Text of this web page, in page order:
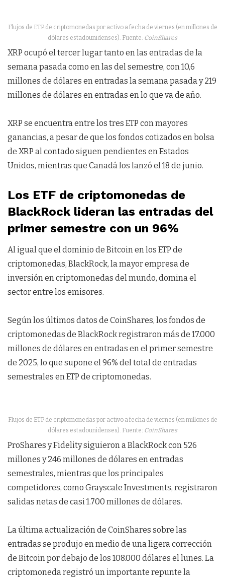
Flujos de ETP de criptomonedas por activo a fecha de viernes (en millones de
dólares estadounidenses). Fuente: CoinShares
XRP ocupó el tercer lugar tanto en las entradas de la
semana pasada como en las del semestre, con 10,6
millones de dólares en entradas la semana pasada y 219
millones de dólares en entradas en lo que va de año.
XRP se encuentra entre los tres ETP con mayores
ganancias, a pesar de que los fondos cotizados en bolsa
de XRP al contado siguen pendientes en Estados
Unidos, mientras que Canadá los lanzó el 18 de junio.
Los ETF de criptomonedas de
BlackRock lideran las entradas del
primer semestre con un 96%
Al igual que el dominio de Bitcoin en los ETP de
criptomonedas, BlackRock, la mayor empresa de
inversión en criptomonedas del mundo, domina el
sector entre los emisores.
Según los últimos datos de CoinShares, los fondos de
criptomonedas de BlackRock registraron más de 17.000
millones de dólares en entradas en el primer semestre
de 2025, lo que supone el 96% del total de entradas
semestrales en ETP de criptomonedas.
Flujos de ETP de criptomonedas por activo a fecha de viernes (en millones de
dólares estadounidenses). Fuente: CoinShares
ProShares y Fidelity siguieron a BlackRock con 526
millones y 246 millones de dólares en entradas
semestrales, mientras que los principales
competidores, como Grayscale Investments, registraron
salidas netas de casi 1.700 millones de dólares.
La última actualización de CoinShares sobre las
entradas se produjo en medio de una ligera corrección
de Bitcoin por debajo de los 108.000 dólares el lunes. La
criptomoneda registró un importante repunte la